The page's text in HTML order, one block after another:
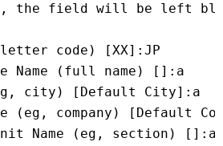
the field will be left
letter code) [XX]:JP
Name (full name) []:a
city) [Default City]:a
(eg, company) [Default
Name (eg, section) []:a